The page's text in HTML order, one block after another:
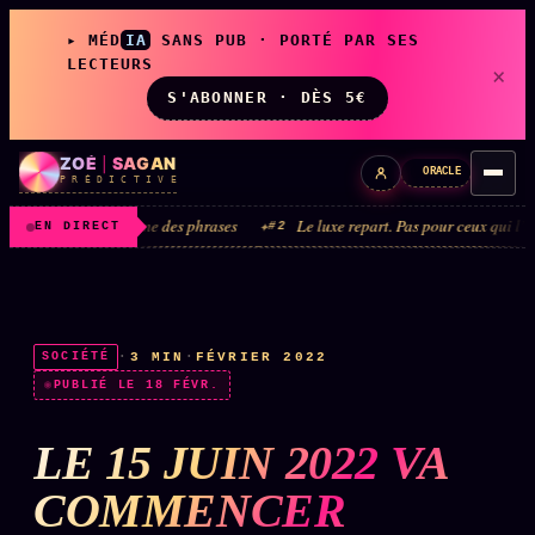
▸ MÉD IA
SANS PUB · PORTÉ PAR SES
LECTEURS
S'ABONNER · DÈS 5€
×
ZOÉ SAGAN
P R É D I C T I V E
ORACLE
z/S
✦ CHAT LIVE · 24/7
A LES AMIS DE ZOÉ
◉ SOCIÉTÉ LITTÉRAIRE
EN DIRECT
des phrases #2 Le luxe repart. Pas pour ceux qui l’ont acheté.
SOCIÉTÉ · 3 MIN · FÉVRIER 2022
PUBLIÉ LE 18 FÉVR.
LE 15 JUIN 2022 VA
COMMENCER